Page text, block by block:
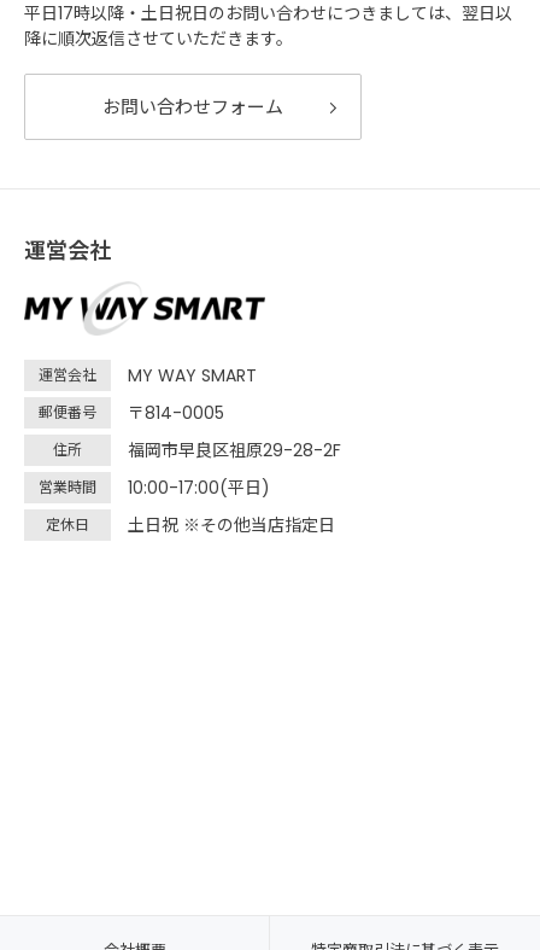
平日17時以降・土日祝日のお問い合わせにつきましては、翌日以
降に順次返信させていただきます。
お問い合わせフォーム
運営会社
運営会社 MY WAY SMART
郵便番号 〒814-0005
住所 福岡市早良区祖原29-28-2F
営業時間 10:00-17:00(平日)
定休日 土日祝 ※その他当店指定日